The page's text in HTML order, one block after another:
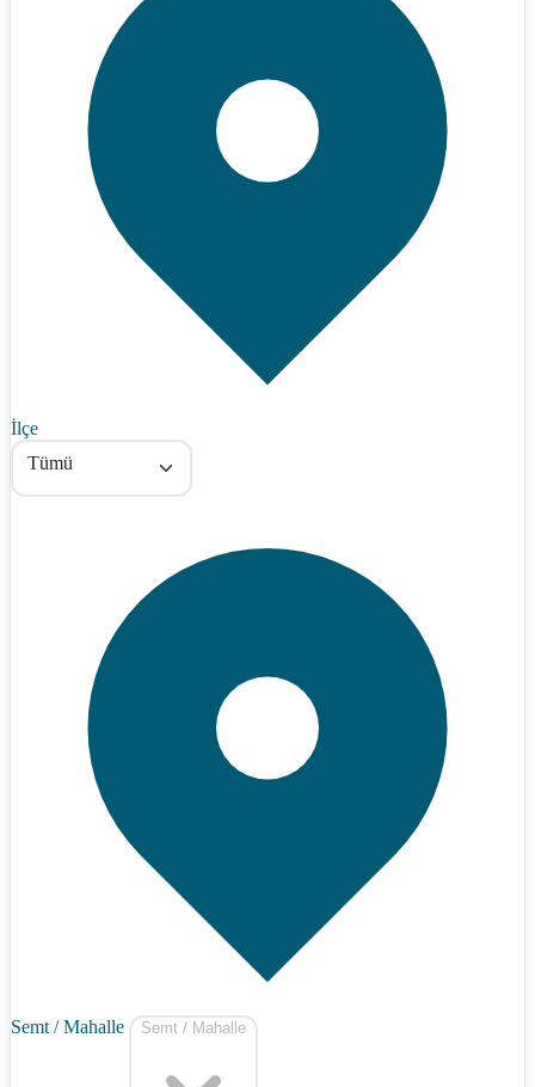
İlçe
Tümü
Semt / Mahalle Semt / Mahalle